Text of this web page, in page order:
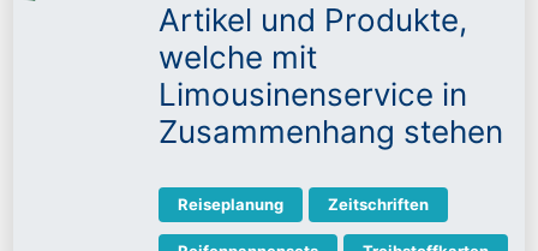
Artikel und Produkte,
welche mit
Limousinenservice in
Zusammenhang stehen
Reiseplanung Zeitschriften